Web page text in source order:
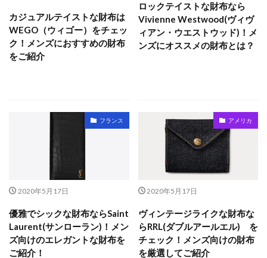
カジュアルテイストな財布は
WEGO（ウィゴー）をチェッ
ク！メンズにおすすめの財布
をご紹介
ロックテイストな財布なら
Vivienne Westwood(ヴィヴ
ィアン・ウエストウッド)！メ
ンズにオススメの財布とは？
フランス
2020年5月17日
優雅でシックな財布ならSaint
Laurent(サンローラン)！メン
ズ向けのエレガントな財布を
ご紹介！
アメリカ
2020年5月17日
ヴィンテージライクな財布な
らRRL(ダブルアールエル) を
チェック！メンズ向けの財布
を厳選してご紹介